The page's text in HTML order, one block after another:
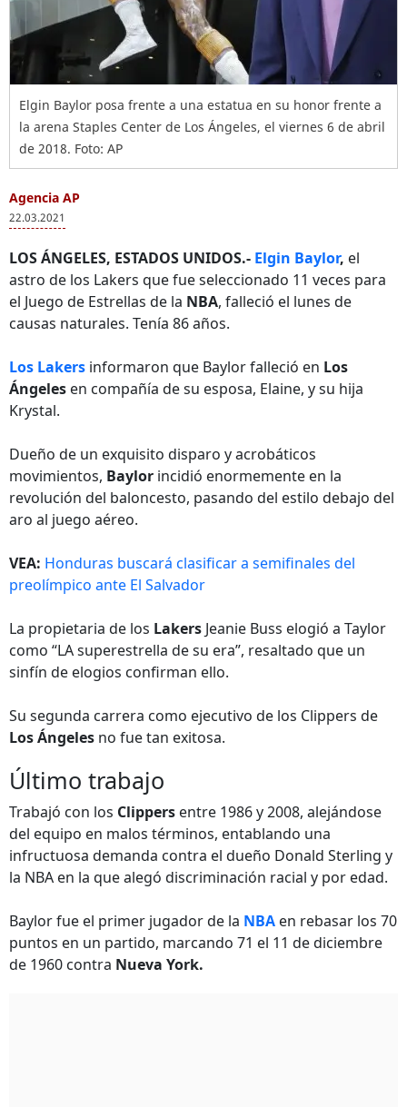
Elgin Baylor posa frente a una estatua en su honor frente a
la arena Staples Center de Los Ángeles, el viernes 6 de abril
de 2018. Foto: AP
Agencia AP
22.03.2021
LOS ÁNGELES, ESTADOS UNIDOS.- Elgin Baylor, el
astro de los Lakers que fue seleccionado 11 veces para
el Juego de Estrellas de la NBA, falleció el lunes de
causas naturales. Tenía 86 años.
Los Lakers informaron que Baylor falleció en Los
Ángeles en compañía de su esposa, Elaine, y su hija
Krystal.
Dueño de un exquisito disparo y acrobáticos
movimientos, Baylor incidió enormemente en la
revolución del baloncesto, pasando del estilo debajo del
aro al juego aéreo.
VEA: Honduras buscará clasificar a semifinales del
preolímpico ante El Salvador
La propietaria de los Lakers Jeanie Buss elogió a Taylor
como “LA superestrella de su era”, resaltado que un
sinfín de elogios confirman ello.
Su segunda carrera como ejecutivo de los Clippers de
Los Ángeles no fue tan exitosa.
Último trabajo
Trabajó con los Clippers entre 1986 y 2008, alejándose
del equipo en malos términos, entablando una
infructuosa demanda contra el dueño Donald Sterling y
la NBA en la que alegó discriminación racial y por edad.
Baylor fue el primer jugador de la NBA en rebasar los 70
puntos en un partido, marcando 71 el 11 de diciembre
de 1960 contra Nueva York.